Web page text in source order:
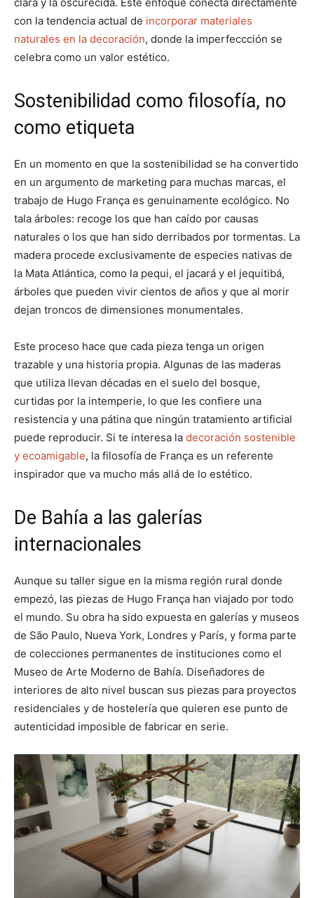
con la tendencia actual de incorporar materiales
naturales en la decoración, donde la imperfeccción se
celebra como un valor estético.
Sostenibilidad como filosofía, no
como etiqueta
En un momento en que la sostenibilidad se ha convertido
en un argumento de marketing para muchas marcas, el
trabajo de Hugo França es genuinamente ecológico. No
tala árboles: recoge los que han caído por causas
naturales o los que han sido derribados por tormentas. La
madera procede exclusivamente de especies nativas de
la Mata Atlántica, como la pequi, el jacará y el jequitibá,
árboles que pueden vivir cientos de años y que al morir
dejan troncos de dimensiones monumentales.
Este proceso hace que cada pieza tenga un origen
trazable y una historia propia. Algunas de las maderas
que utiliza llevan décadas en el suelo del bosque,
curtidas por la intemperie, lo que les confiere una
resistencia y una pátina que ningún tratamiento artificial
puede reproducir. Si te interesa la decoración sostenible
y ecoamigable, la filosofía de França es un referente
inspirador que va mucho más allá de lo estético.
De Bahía a las galerías
internacionales
Aunque su taller sigue en la misma región rural donde
empezó, las piezas de Hugo França han viajado por todo
el mundo. Su obra ha sido expuesta en galerías y museos
de São Paulo, Nueva York, Londres y París, y forma parte
de colecciones permanentes de instituciones como el
Museo de Arte Moderno de Bahía. Diseñadores de
interiores de alto nivel buscan sus piezas para proyectos
residenciales y de hostelería que quieren ese punto de
autenticidad imposible de fabricar en serie.